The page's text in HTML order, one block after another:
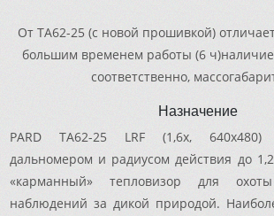
От TA62-25 (с новой прошивкой)
большим временем работы (6
соответственно,
Назначение
PARD TA62-25 LRF (1,6x,
дальномером и радиусом действия до
«карманный» тепловизор для
наблюдений за дикой природой.